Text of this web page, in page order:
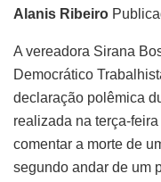
Alanis Ribeiro
A vereadora Sirana
Democrático
declaração polêmica
realizada na terça-
comentar a morte de
segundo andar de um